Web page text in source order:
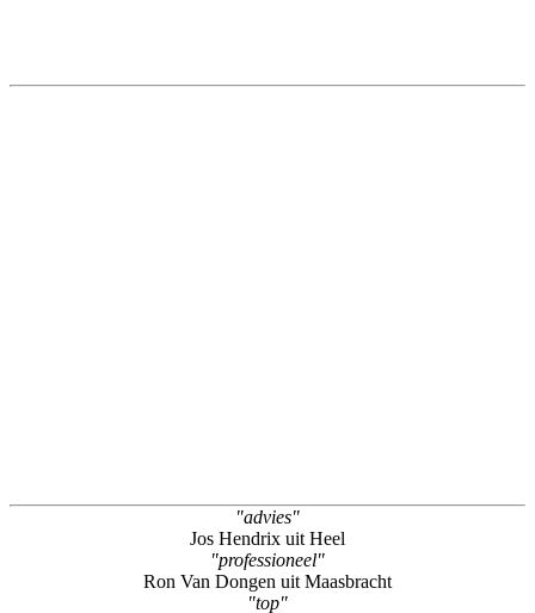
Ron Van Dongen uit Maasbracht
"top"
Rianne Buckx uit Born
"batterij laten vervangen iphone"
Marloes